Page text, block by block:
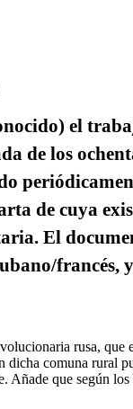
el
de los
de cuya
El
rusa,
comuna rural
que según